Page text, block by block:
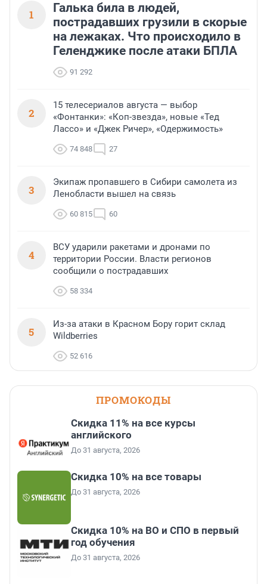
1
Галька била в людей,
пострадавших грузили в скорые
на лежаках. Что происходило в
Геленджике после атаки БПЛА
91 292
2
15 телесериалов августа — выбор
«Фонтанки»: «Коп-звезда», новые «Тед
Лассо» и «Джек Ричер», «Одержимость»
74 848 27
3
Экипаж пропавшего в Сибири самолета из
Ленобласти вышел на связь
60 815 60
4
ВСУ ударили ракетами и дронами по
территории России. Власти регионов
сообщили о пострадавших
58 334
5
Из-за атаки в Красном Бору горит склад
Wildberries
52 616
ПРОМОКОДЫ
Скидка 11% на все курсы
английского
До 31 августа, 2026
Скидка 10% на все товары
До 31 августа, 2026
Скидка 10% на ВО и СПО в первый
год обучения
До 31 августа, 2026